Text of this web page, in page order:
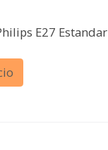
E27 Estandar